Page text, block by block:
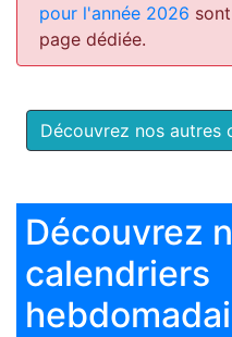
pour l'année 2026
page dédiée.
Découvrez nos autres
Découvrez
calendriers